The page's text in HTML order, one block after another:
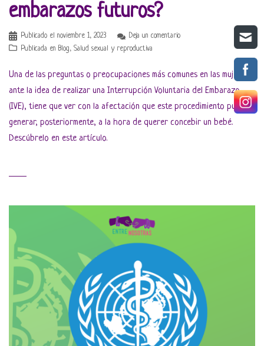
embarazos futuros?
Publicado el noviembre 1, 2023
Deja un comentario
Publicada en Blog, Salud sexual y reproductiva
Una de las preguntas o preocupaciones más comunes en las mujeres,
ante la idea de realizar una Interrupción Voluntaria del Embarazo
(IVE), tiene que ver con la afectación que este procedimiento pueda
generar, posteriormente, a la hora de querer concebir un bebé.
Descúbrelo en este artículo.